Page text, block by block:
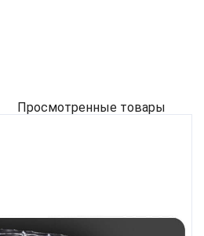
Просмотренные товары